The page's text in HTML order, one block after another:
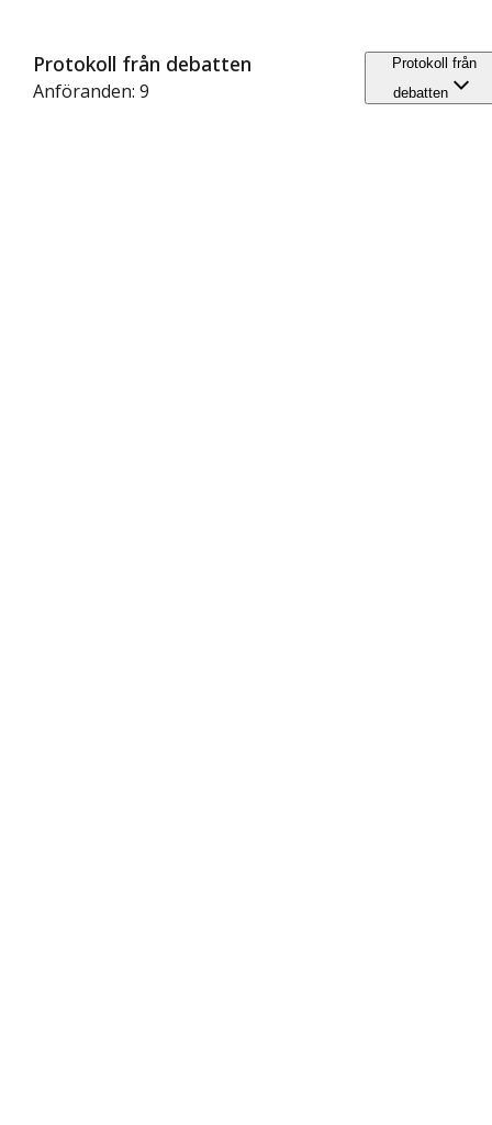
Protokoll från debatten
Anföranden: 9
Protokoll från
debatten